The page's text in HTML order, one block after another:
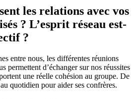
les relations avec vos
? L’esprit réseau est-
?
entre nous, les différentes réunions
permettent d’échanger sur nos réussites
une réelle cohésion au groupe. De
quotidien pour aider ses confrères.